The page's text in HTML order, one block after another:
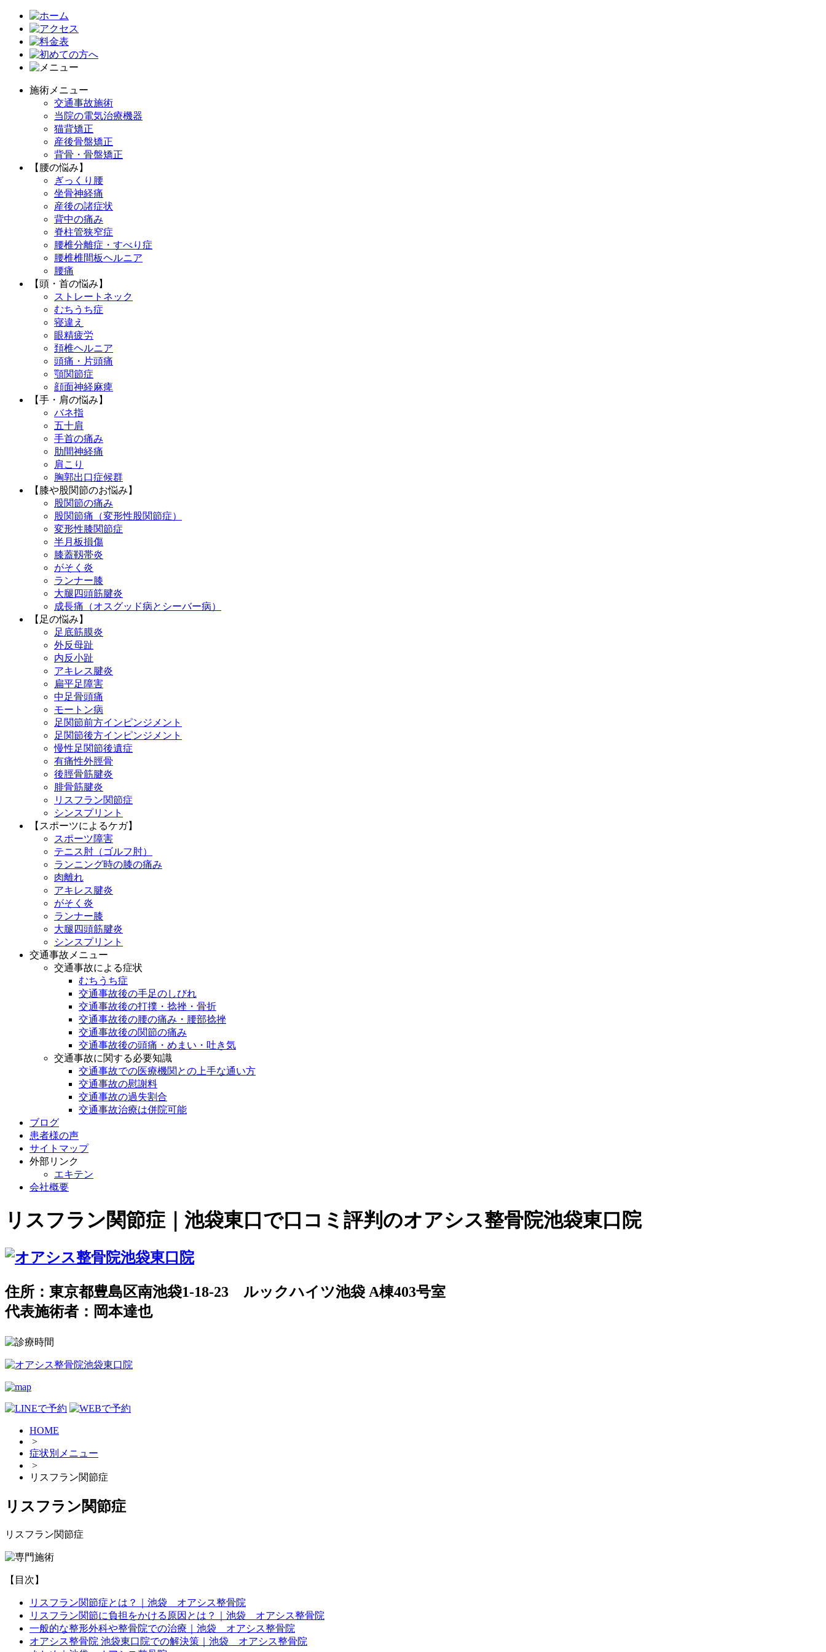
施術メニュー
交通事故施術
当院の電気治療機器
猫背矯正
産後骨盤矯正
背骨・骨盤矯正
【腰の悩み】
ぎっくり腰
坐骨神経痛
産後の諸症状
背中の痛み
脊柱管狭窄症
腰椎分離症・すべり症
腰椎椎間板ヘルニア
腰痛
【頭・首の悩み】
ストレートネック
むちうち症
寝違え
眼精疲労
頚椎ヘルニア
頭痛・片頭痛
顎関節症
顔面神経麻痺
【手・肩の悩み】
バネ指
五十肩
手首の痛み
肋間神経痛
肩こり
胸郭出口症候群
【膝や股関節のお悩み】
股関節の痛み
股関節痛（変形性股関節症）
変形性膝関節症
半月板損傷
膝蓋靱帯炎
がそく炎
ランナー膝
大腿四頭筋腱炎
成長痛（オスグッド病とシーバー病）
【足の悩み】
足底筋膜炎
外反母趾
内反小趾
アキレス腱炎
扁平足障害
中足骨頭痛
モートン病
足関節前方インピンジメント
足関節後方インピンジメント
慢性足関節後遺症
有痛性外脛骨
後脛骨筋腱炎
腓骨筋腱炎
リスフラン関節症
シンスプリント
【スポーツによるケガ】
スポーツ障害
テニス肘（ゴルフ肘）
ランニング時の膝の痛み
肉離れ
アキレス腱炎
がそく炎
ランナー膝
大腿四頭筋腱炎
シンスプリント
交通事故メニュー
交通事故による症状
むちうち症
交通事故後の手足のしびれ
交通事故後の打撲・捻挫・骨折
交通事故後の腰の痛み・腰部捻挫
交通事故後の関節の痛み
交通事故後の頭痛・めまい・吐き気
交通事故に関する必要知識
交通事故での医療機関との上手な通い方
交通事故の慰謝料
交通事故の過失割合
交通事故治療は併院可能
ブログ
患者様の声
サイトマップ
外部リンク
エキテン
会社概要
リスフラン関節症｜池袋東口で口コミ評判のオアシス整骨院池袋東口院
住所：東京都豊島区南池袋1-18-23 ルックハイツ池袋 A棟403号室
代表施術者：岡本達也
HOME
>
症状別メニュー
>
リスフラン関節症
リスフラン関節症
リスフラン関節症
【目次】
リスフラン関節症とは？｜池袋 オアシス整骨院
リスフラン関節に負担をかける原因とは？｜池袋 オアシス整骨院
一般的な整形外科や整骨院での治療｜池袋 オアシス整骨院
オアシス整骨院 池袋東口院での解決策｜池袋 オアシス整骨院